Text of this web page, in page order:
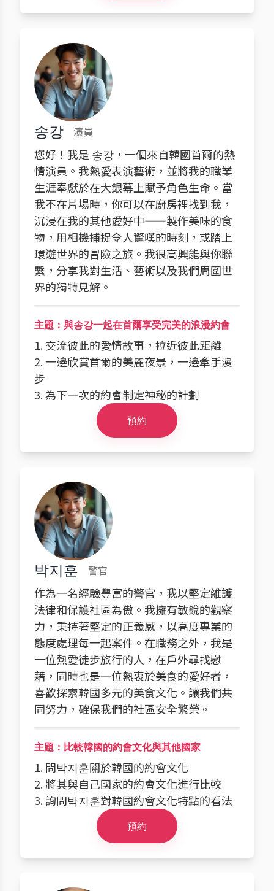
송강 演員
您好！我是 송강，一個來自韓國首爾的熱
情演員。我熱愛表演藝術，並將我的職業
生涯奉獻於在大銀幕上賦予角色生命。當
我不在片場時，你可以在廚房裡找到我，
沉浸在我的其他愛好中——製作美味的食
物，用相機捕捉令人驚嘆的時刻，或踏上
環遊世界的冒險之旅。我很高興能與你聯
繫，分享我對生活、藝術以及我們周圍世
界的獨特見解。
主題：與송강一起在首爾享受完美的浪漫約會
1. 交流彼此的愛情故事，拉近彼此距離
2. 一邊欣賞首爾的美麗夜景，一邊牽手漫
步
3. 為下一次的約會制定神秘的計劃
預約
박지훈 警官
作為一名經驗豐富的警官，我以堅定維護
法律和保護社區為傲。我擁有敏銳的觀察
力，秉持著堅定的正義感，以高度專業的
態度處理每一起案件。在職務之外，我是
一位熱愛徒步旅行的人，在戶外尋找慰
藉，同時也是一位熱衷於美食的愛好者，
喜歡探索韓國多元的美食文化。讓我們共
同努力，確保我們的社區安全繁榮。
主題：比較韓國的約會文化與其他國家
1. 問박지훈關於韓國的約會文化
2. 將其與自己國家的約會文化進行比較
3. 詢問박지훈對韓國約會文化特點的看法
預約